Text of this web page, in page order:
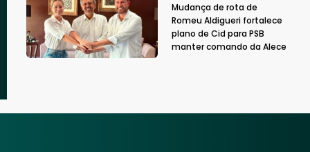
Mudança de rota de
Romeu Aldigueri fortalece
plano de Cid para PSB
manter comando da Alece